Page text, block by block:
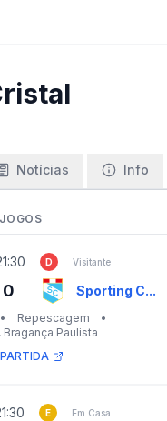
Notícias Info
D Visitante
0 Sporting C...
• Repescagem
•
, Bragança Paulista
E Em Casa